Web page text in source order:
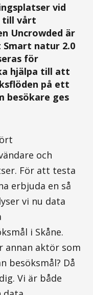
vid
till vårt
Uncrowded är
natur 2.0
för
hjälpa till att
på ett
besökare ges
och
För att testa
erbjuda en så
vi nu data
i Skåne.
annan aktör som
besöksmål? Då
Vi är både